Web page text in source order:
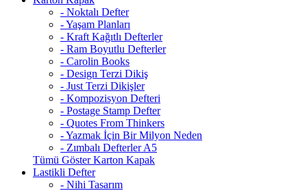
- Noktalı Defter
- Yaşam Planları
- Kraft Kağıtlı Defterler
- Ram Boyutlu Defterler
- Carolin Books
- Design Terzi Dikiş
- Just Terzi Dikişler
- Kompozisyon Defteri
- Postage Stamp Defter
- Quotes From Thinkers
- Yazmak İçin Bir Milyon Neden
- Zımbalı Defterler A5
Tümü Göster Karton Kapak
Lastikli Defter
- Nihi Tasarım